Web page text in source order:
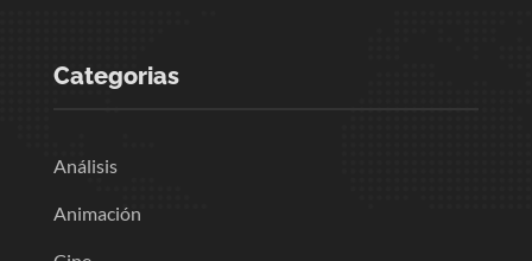
Categorias
Análisis
Animación